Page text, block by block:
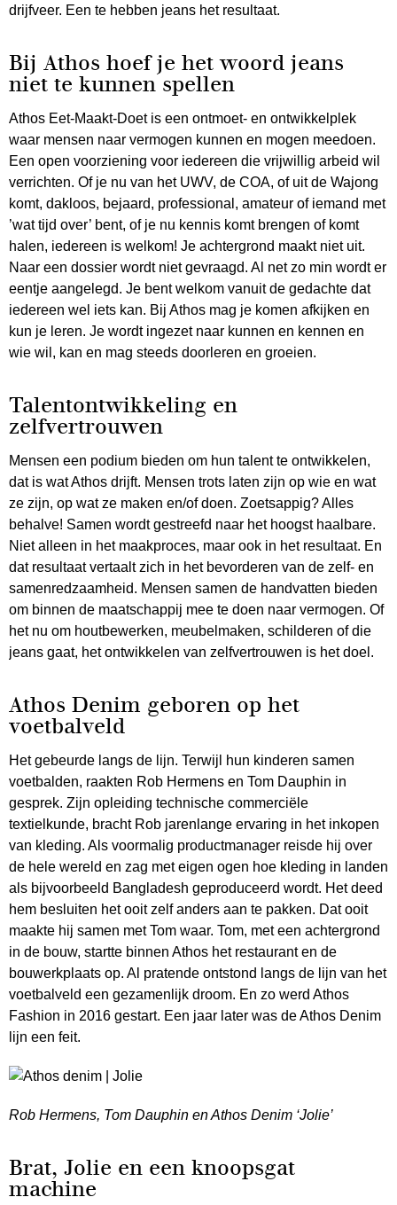
drijfveer. Een te hebben jeans het resultaat.
Bij Athos hoef je het woord jeans
niet te kunnen spellen
Athos Eet-Maakt-Doet is een ontmoet- en ontwikkelplek
waar mensen naar vermogen kunnen en mogen meedoen.
Een open voorziening voor iedereen die vrijwillig arbeid wil
verrichten. Of je nu van het UWV, de COA, of uit de Wajong
komt, dakloos, bejaard, professional, amateur of iemand met
’wat tijd over’ bent, of je nu kennis komt brengen of komt
halen, iedereen is welkom! Je achtergrond maakt niet uit.
Naar een dossier wordt niet gevraagd. Al net zo min wordt er
eentje aangelegd. Je bent welkom vanuit de gedachte dat
iedereen wel iets kan. Bij Athos mag je komen afkijken en
kun je leren. Je wordt ingezet naar kunnen en kennen en
wie wil, kan en mag steeds doorleren en groeien.
Talentontwikkeling en
zelfvertrouwen
Mensen een podium bieden om hun talent te ontwikkelen,
dat is wat Athos drijft. Mensen trots laten zijn op wie en wat
ze zijn, op wat ze maken en/of doen. Zoetsappig? Alles
behalve! Samen wordt gestreefd naar het hoogst haalbare.
Niet alleen in het maakproces, maar ook in het resultaat. En
dat resultaat vertaalt zich in het bevorderen van de zelf- en
samenredzaamheid. Mensen samen de handvatten bieden
om binnen de maatschappij mee te doen naar vermogen. Of
het nu om houtbewerken, meubelmaken, schilderen of die
jeans gaat, het ontwikkelen van zelfvertrouwen is het doel.
Athos Denim geboren op het
voetbalveld
Het gebeurde langs de lijn. Terwijl hun kinderen samen
voetbalden, raakten Rob Hermens en Tom Dauphin in
gesprek. Zijn opleiding technische commerciële
textielkunde, bracht Rob jarenlange ervaring in het inkopen
van kleding. Als voormalig productmanager reisde hij over
de hele wereld en zag met eigen ogen hoe kleding in landen
als bijvoorbeeld Bangladesh geproduceerd wordt. Het deed
hem besluiten het ooit zelf anders aan te pakken. Dat ooit
maakte hij samen met Tom waar. Tom, met een achtergrond
in de bouw, startte binnen Athos het restaurant en de
bouwerkplaats op. Al pratende ontstond langs de lijn van het
voetbalveld een gezamenlijk droom. En zo werd Athos
Fashion in 2016 gestart. Een jaar later was de Athos Denim
lijn een feit.
Rob Hermens, Tom Dauphin en Athos Denim ‘Jolie’
Brat, Jolie en een knoopsgat
machine